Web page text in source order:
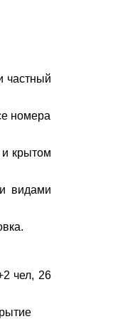
частный
номера
и крытом
видами
чел, 26